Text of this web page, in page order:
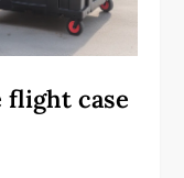
flight case